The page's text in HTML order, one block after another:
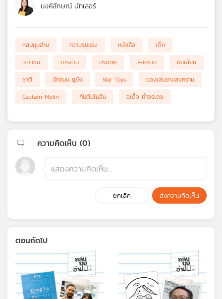
นงค์ลักษณ์ บัทเลอร์
หลบมุมอ่าน ความรุนแรง หนังสือ
เด็ก
เยาวชน
การอ่าน ประเทศ สงคราม
นักเขียน
ชาติ
นัทธมน ชูยัง War Toys
ของเล่นยามสงคราม
Captain Molin
กัปตันโมลิน จเด็จ กำจรเดช
ความคิดเห็น (0)
ยกเลิก ส่งความคิดเห็น
ตอนถัดไป